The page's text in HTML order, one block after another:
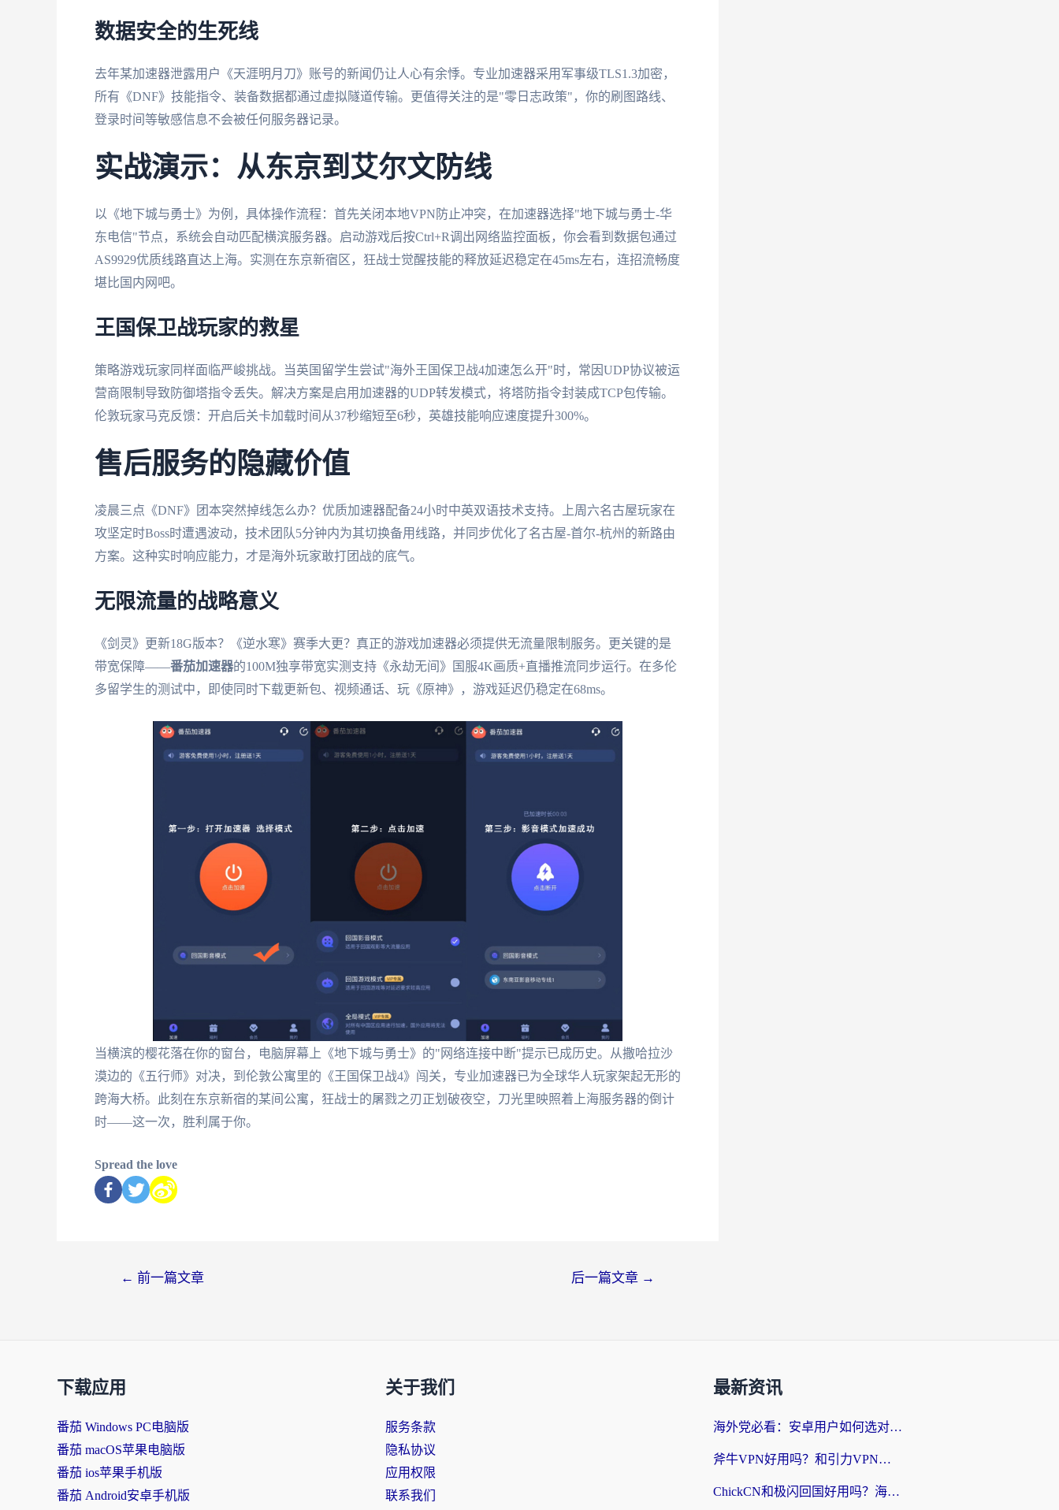
数据安全的生死线
去年某加速器泄露用户《天涯明月刀》账号的新闻仍让人心有余悸。专业加速器采用军事级TLS1.3加密，
所有《DNF》技能指令、装备数据都通过虚拟隧道传输。更值得关注的是"零日志政策"，你的刷图路线、
登录时间等敏感信息不会被任何服务器记录。
实战演示：从东京到艾尔文防线
以《地下城与勇士》为例，具体操作流程：首先关闭本地VPN防止冲突，在加速器选择"地下城与勇士-华
东电信"节点，系统会自动匹配横滨服务器。启动游戏后按Ctrl+R调出网络监控面板，你会看到数据包通过
AS9929优质线路直达上海。实测在东京新宿区，狂战士觉醒技能的释放延迟稳定在45ms左右，连招流畅度
堪比国内网吧。
王国保卫战玩家的救星
策略游戏玩家同样面临严峻挑战。当英国留学生尝试"海外王国保卫战4加速怎么开"时，常因UDP协议被运
营商限制导致防御塔指令丢失。解决方案是启用加速器的UDP转发模式，将塔防指令封装成TCP包传输。
伦敦玩家马克反馈：开启后关卡加载时间从37秒缩短至6秒，英雄技能响应速度提升300%。
售后服务的隐藏价值
凌晨三点《DNF》团本突然掉线怎么办？优质加速器配备24小时中英双语技术支持。上周六名古屋玩家在
攻坚定时Boss时遭遇波动，技术团队5分钟内为其切换备用线路，并同步优化了名古屋-首尔-杭州的新路由
方案。这种实时响应能力，才是海外玩家敢打团战的底气。
无限流量的战略意义
《剑灵》更新18G版本？《逆水寒》赛季大更？真正的游戏加速器必须提供无流量限制服务。更关键的是
带宽保障——番茄加速器的100M独享带宽实测支持《永劫无间》国服4K画质+直播推流同步运行。在多伦
多留学生的测试中，即使同时下载更新包、视频通话、玩《原神》，游戏延迟仍稳定在68ms。
当横滨的樱花落在你的窗台，电脑屏幕上《地下城与勇士》的"网络连接中断"提示已成历史。从撒哈拉沙
漠边的《五行师》对决，到伦敦公寓里的《王国保卫战4》闯关，专业加速器已为全球华人玩家架起无形的
跨海大桥。此刻在东京新宿的某间公寓，狂战士的屠戮之刃正划破夜空，刀光里映照着上海服务器的倒计
时——这一次，胜利属于你。
Spread the love
← 前一篇文章 后一篇文章 →
下载应用
番茄 Windows PC电脑版
番茄 macOS苹果电脑版
番茄 ios苹果手机版
番茄 Android安卓手机版
关于我们
服务条款
隐私协议
应用权限
联系我们
最新资讯
海外党必看：安卓用户如何选对回国VPN？从踩坑到无缝访问的全攻略
斧牛VPN好用吗？和引力VPN对比哪个回国效果更好？海外党亲测3款加速器+避坑指南
ChickCN和极闪回国好用吗？海外党亲测3款加速器，教你选对不踩坑